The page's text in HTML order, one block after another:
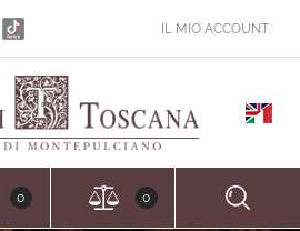
IL MIO ACCOUNT
0 0